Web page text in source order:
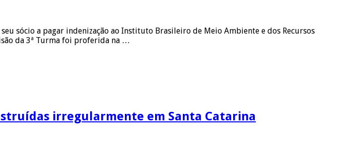
sócio a pagar indenização ao Instituto Brasileiro de Meio Ambiente e dos Recursos
da 3ª Turma foi proferida na …
irregularmente em Santa Catarina